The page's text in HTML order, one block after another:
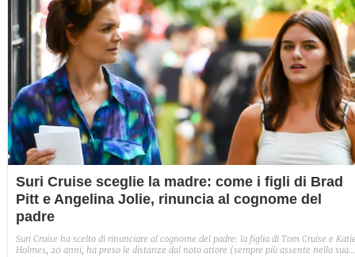
Suri Cruise sceglie la madre: come i figli di Brad
Pitt e Angelina Jolie, rinuncia al cognome del
padre
Suri Cruise ha scelto di rinunciare al cognome del padre: la figlia di Tom Cruise e
Holmes, 20 anni, ha preso le distanze dal noto attore (sempre più assente nella sua